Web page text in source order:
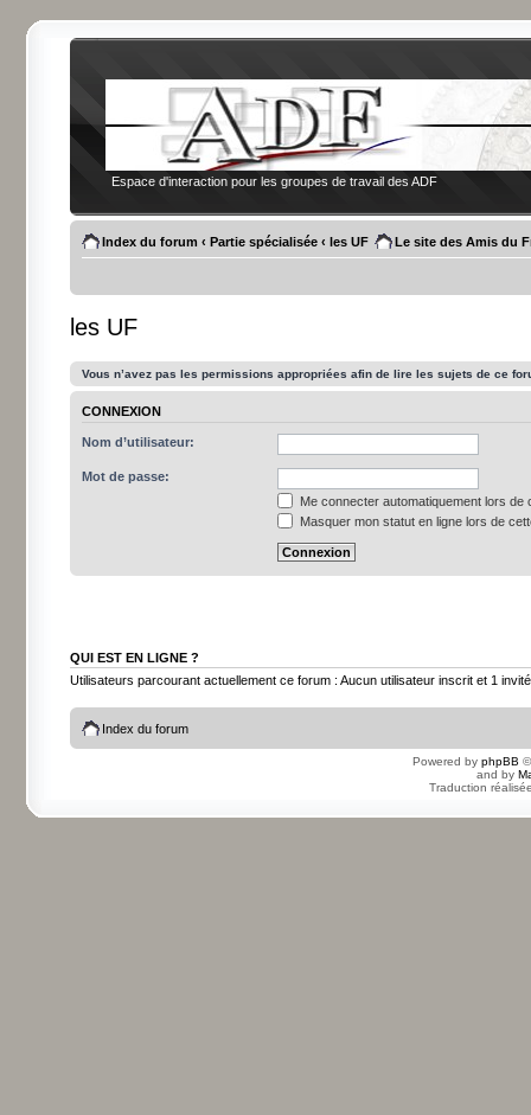
Espace d'interaction pour les groupes de travail des ADF
Index du forum ‹ Partie spécialisée ‹ les UF Le site des Amis du
les UF
Vous n’avez pas les permissions appropriées afin de lire les sujets de ce
CONNEXION
Nom d’utilisateur:
Mot de passe:
Me connecter automatiquement lors de
Masquer mon statut en ligne lors de
QUI EST EN LIGNE ?
Utilisateurs parcourant actuellement ce forum : Aucun utilisateur inscrit et 1 invité
Index du forum
Powered by phpBB
and by
Traduction